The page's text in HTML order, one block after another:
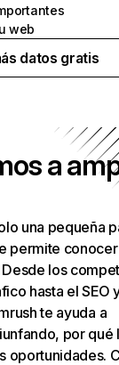
web
datos gratis
a
una pequeña
permite
los
hasta el SEO
te ayuda a
por qué
oportunidades.